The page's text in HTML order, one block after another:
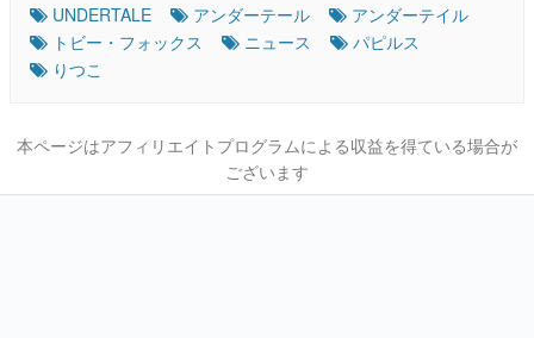
UNDERTALE アンダーテール
アンダーテイル
トビー・フォックス
ニュース
パピルス
りつこ
本ページはアフィリエイトプログラムによる収益を得ている場合が
ございます